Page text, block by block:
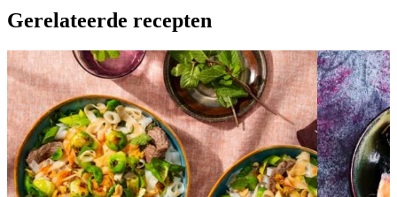
Gerelateerde recepten